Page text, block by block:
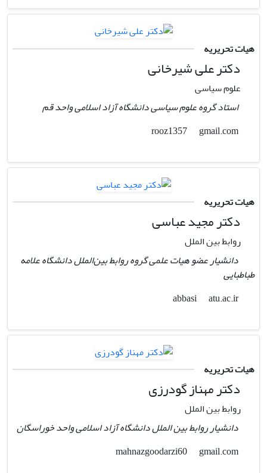
هیات تحریریه
دکتر علی شیرخانی
علوم سیاسی
استاد گروه علوم سیاسی دانشگاه آزاد اسلامی واحد قم
gmail.com
هیات تحریریه
دکتر مجید عباسی
روابط بین الملل
دانشیار عضو هیات علمی گروه روابط بین‌الملل دانشگاه علامه
طباطبایی
abbasi
atu.ac.ir
هیات تحریریه
دکتر مهناز گودرزی
روابط بین الملل
دانشیار روابط بین الملل دانشگاه آزاد اسلامی واحد خوراسگان
gmail.com